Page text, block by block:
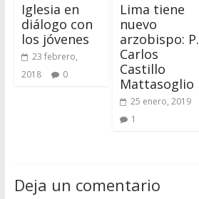
Iglesia en
diálogo con
los jóvenes
23 febrero,
2018
0
Lima tiene
nuevo
arzobispo: P.
Carlos
Castillo
Mattasoglio
25 enero, 2019
1
Deja un comentario